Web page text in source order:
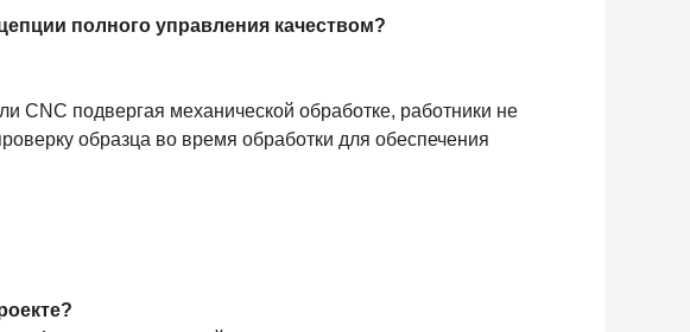
полного управления качеством?
CNC подвергая механической обработке, работники не
образца во время обработки для обеспечения